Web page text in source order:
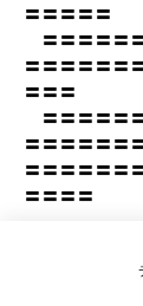
〓〓〓〓〓
〓〓〓〓〓
〓〓〓〓〓〓
〓〓〓
〓〓〓〓〓
〓〓〓〓〓〓
〓〓〓〓〓〓
〓〓〓〓